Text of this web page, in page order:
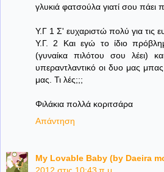
γλυκιά φατσούλα γιατί σου πάει
Υ.Γ 1 Σ' ευχαριστώ πολύ για τις
Υ.Γ. 2 Και εγώ το ίδιο
(γυναίκα πιλότου σου λέει)
υπεραντλαντικό οι δυο μας
μας. Τι λές;;;
Φιλάκια πολλά κοριτσάρα
Απάντηση
My Lovable Baby (by Daeira